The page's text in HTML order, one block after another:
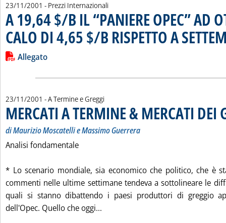
23/11/2001 - Prezzi Internazionali
A 19,64 $/B IL “PANIERE OPEC” AD
CALO DI 4,65 $/B RISPETTO A
Leggi tutta la notizia: 'A 19,64 $/B IL “PANIERE OPEC” AD
Lista allegati PDF alla notizia
Allegato
23/11/2001 - A Termine e Greggi
MERCATI A TERMINE & MERCATI DEI
di Maurizio Moscatelli e Massimo Guerrera
Analisi fondamentale
* Lo scenario mondiale, sia economico che politico, che è
commenti nelle ultime settimane tendeva a sottolineare le
quali si stanno dibattendo i paesi produttori di greggio
dell'Opec. Quello che oggi...